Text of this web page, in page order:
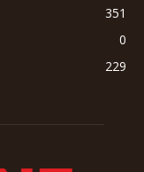
351
0
229